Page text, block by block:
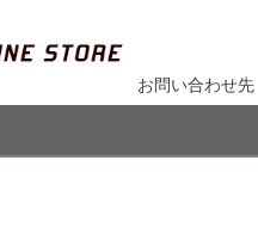
お問い合わせ先